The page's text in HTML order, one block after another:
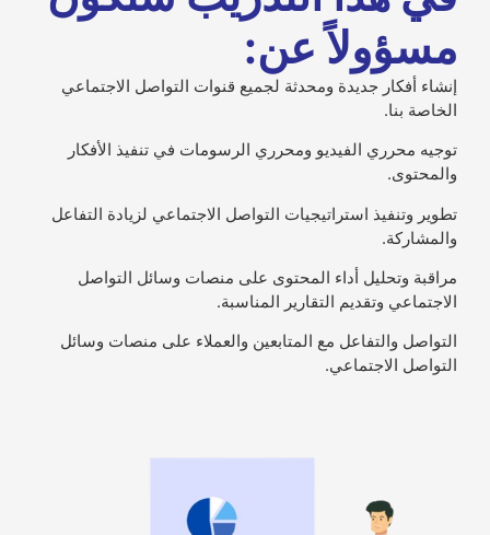
مسؤولاً عن:
إنشاء أفكار جديدة ومحدثة لجميع قنوات التواصل الاجتماعي
الخاصة بنا.
توجيه محرري الفيديو ومحرري الرسومات في تنفيذ الأفكار
والمحتوى.
تطوير وتنفيذ استراتيجيات التواصل الاجتماعي لزيادة التفاعل
والمشاركة.
مراقبة وتحليل أداء المحتوى على منصات وسائل التواصل
الاجتماعي وتقديم التقارير المناسبة.
التواصل والتفاعل مع المتابعين والعملاء على منصات وسائل
التواصل الاجتماعي.